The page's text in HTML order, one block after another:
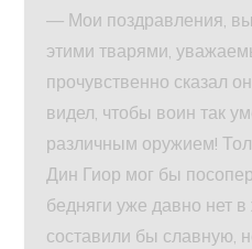
— Мои поздравления,
этими тварями,
прочувственно сказал
видел, чтобы воин так
различным оружием!
Дин Гиор мог бы
бедняги уже давно нет
составили бы славную,